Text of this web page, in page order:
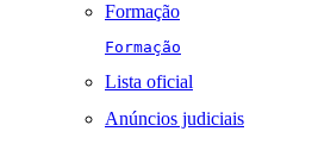
Formação
Formação
Lista oficial
Anúncios judiciais